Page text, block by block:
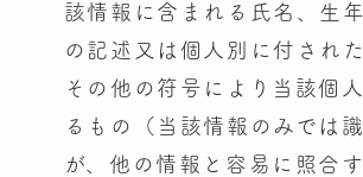
該情報に含まれる氏名、生
の記述又は個人別に付され
その他の符号により当該個
るもの（当該情報のみでは
が、他の情報と容易に照合